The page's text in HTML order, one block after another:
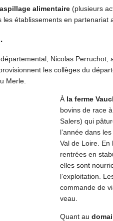
alimentaire (plusieurs
les établissements en partenariat
Nicolas Perruchot,
les collèges du
Merle.
À la ferme
bovins de race
Salers) qui
l’année dans
Val de Loire. En
rentrées en
elles sont
l’exploitation.
commande de
veau.
Quant au